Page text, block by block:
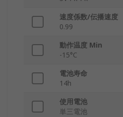
速度係数/伝播速度
0.99
動作温度 Min
-15°C
電池寿命
14h
使用電池
単三電池